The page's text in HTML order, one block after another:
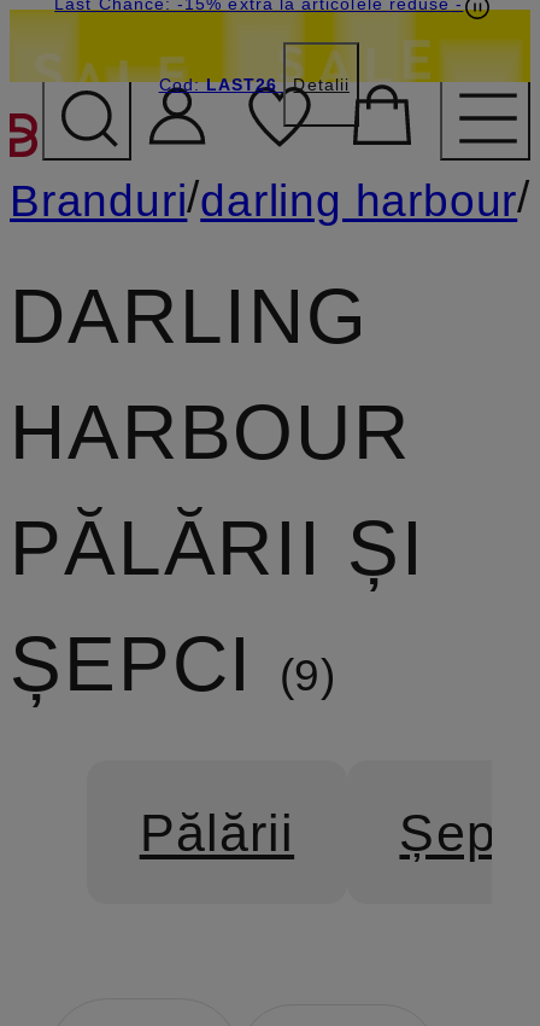
SARI LA CONȚINUTUL
Cod:LAST26 Detalii
Branduri/darling harbour/
DARLING
HARBOUR
PĂLĂRII ȘI
ȘEPCI
9
Pălării Șepci